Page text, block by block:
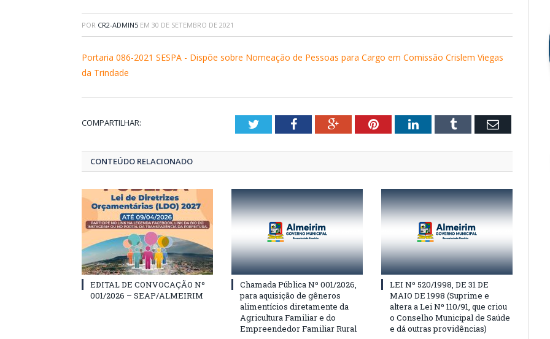
POR CR2-ADMIN5 EM 30 DE SETEMBRO DE 2021
Portaria 086-2021 SESPA - Dispõe sobre Nomeação de Pessoas para Cargo em Comissão Crislem Viegas
da Trindade
COMPARTILHAR: TwitterFacebookGoogle+PinterestLinkedInTumblr Email
CONTEÚDO RELACIONADO
EDITAL DE CONVOCAÇÃO Nº
001/2026 – SEAP/ALMEIRIM
Chamada Pública Nº 001/2026,
para aquisição de gêneros
alimentícios diretamente da
Agricultura Familiar e do
Empreendedor Familiar Rural
LEI Nº 520/1998, DE 31 DE
MAIO DE 1998 (Suprime e
altera a Lei Nº 110/91, que criou
o Conselho Municipal de Saúde
e dá outras providências)